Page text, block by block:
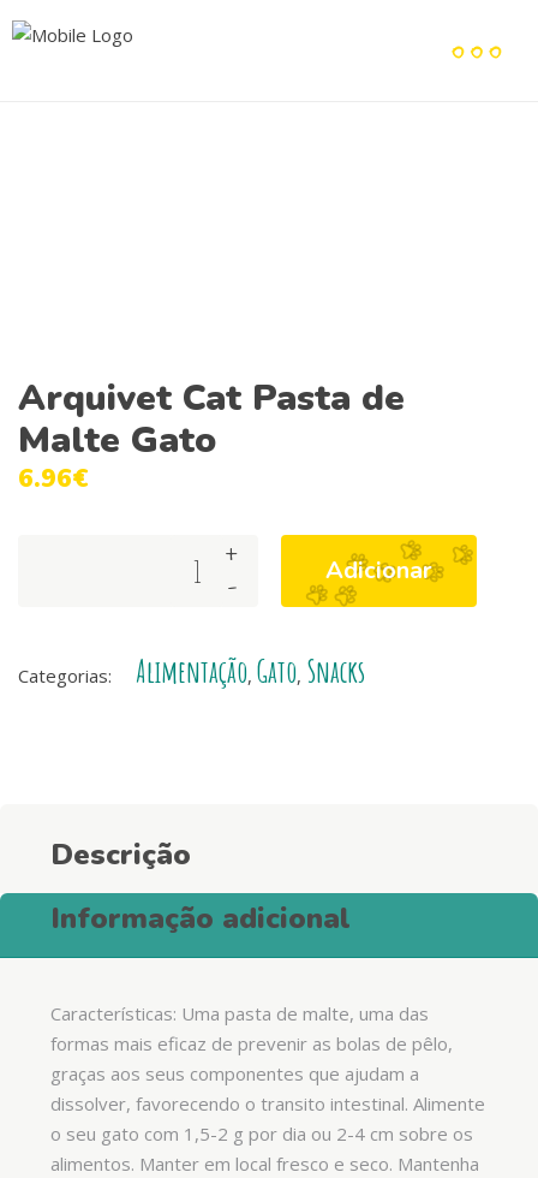
Arquivet Cat Pasta de
Malte Gato
6.96€
Malte
-
+ Adicionar
Categorias: Alimentação, Gato, Snacks
Descrição
Informação adicional
Características: Uma pasta de malte, uma das
formas mais eficaz de prevenir as bolas de pêlo,
graças aos seus componentes que ajudam a
dissolver, favorecendo o transito intestinal. Alimente
o seu gato com 1,5-2 g por dia ou 2-4 cm sobre os
alimentos. Manter em local fresco e seco. Mantenha